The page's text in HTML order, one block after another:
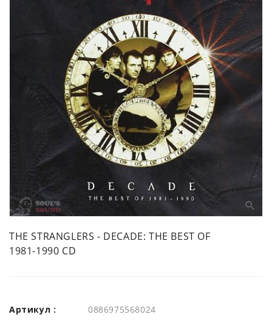
THE STRANGLERS - DECADE: THE BEST OF
1981-1990 CD
Артикул :
0886975568024